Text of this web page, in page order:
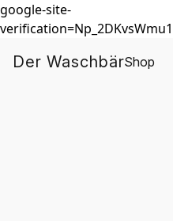
google-site-
Der WaschbärShop